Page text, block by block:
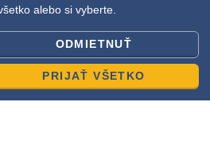
alebo si vyberte.
ODMIETNUŤ
PRIJAŤ VŠETKO